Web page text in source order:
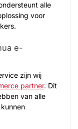
alle
voor
e-
zijn wij
partner. Dit
van alle